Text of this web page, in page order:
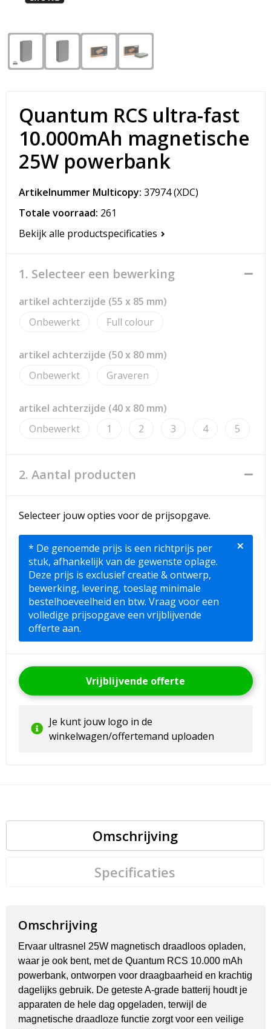
Snoepgoed
Spellen voor binnen en buiten
Sport
Vrije tijd en Strand
Matrozentassen
Opvouwbare tassen
Papieren tassen
Reistassen
Rugzakken
Schoudertassen
Sporttassen
Strandtassen
Toilettassen
Reistassensets
Autotassen
Aktetassen
Trolleys
Quantum RCS ultra-fast
10.000mAh magnetische
25W powerbank
Artikelnummer Multicopy: 37974(XDC)
Totale voorraad: 261
Bekijk alle productspecificaties
1. Selecteer een bewerking
artikel achterzijde (55 x 85 mm)
Onbewerkt
Full colour
artikel achterzijde (50 x 80 mm)
Onbewerkt
Graveren
artikel achterzijde (40 x 80 mm)
Onbewerkt
1 2 3 4 5
2. Aantal producten
Selecteer jouw opties voor de prijsopgave.
* De genoemde prijs is een richtprijs per
stuk, afhankelijk van de gewenste oplage.
Deze prijs is exclusief creatie & ontwerp,
bewerking, levering, toeslag minimale
bestelhoeveelheid en btw. Vraag voor een
volledige prijsopgave een vrijblijvende
offerte aan.
×
Vrijblijvende offerte
Je kunt jouw logo in de
winkelwagen/offertemand uploaden
Omschrijving
Specificaties
Omschrijving
Ervaar ultrasnel 25W magnetisch draadloos opladen,
waar je ook bent, met de Quantum RCS 10.000 mAh
powerbank, ontworpen voor draagbaarheid en krachtig
dagelijks gebruik. De geteste A-grade batterij houdt je
apparaten de hele dag opgeladen, terwijl de
magnetische draadloze functie zorgt voor een veilige